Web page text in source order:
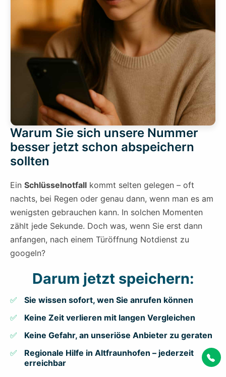
Warum Sie sich unsere Nummer
besser jetzt schon abspeichern
sollten
Ein Schlüsselnotfall kommt selten gelegen – oft
nachts, bei Regen oder genau dann, wenn man es am
wenigsten gebrauchen kann. In solchen Momenten
zählt jede Sekunde. Doch was, wenn Sie erst dann
anfangen, nach einem Türöffnung Notdienst zu
googeln?
Darum jetzt speichern:
Sie wissen sofort, wen Sie anrufen können
Keine Zeit verlieren mit langen Vergleichen
Keine Gefahr, an unseriöse Anbieter zu geraten
Regionale Hilfe in Altfraunhofen – jederzeit
erreichbar